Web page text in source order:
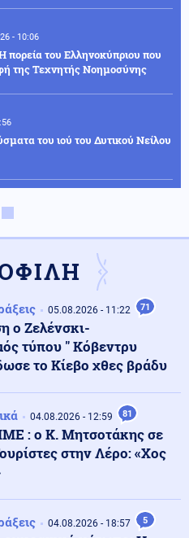
- 10:06
του Ελληνοκύπριου που
της Τεχνητής Νοημοσύνης
του ιού του Δυτικού Νείλου
- 09:51
βήμα για τη League Phase
στον 90χρονο που
ρωσικούς βομβαρδισμούς στη
09:29
η ψευδοροφή στο Νοσοκομείο
05.08.2026 - 11:22 71
ο Ζελένσκι-
τύπου " Κόβεντρυ
το Κίεβο χθες βράδυ
04.08.2026 - 12:59 81
: ο Κ. Μητσοτάκης σε
στην Λέρο: «Χος
04.08.2026 - 18:57 5